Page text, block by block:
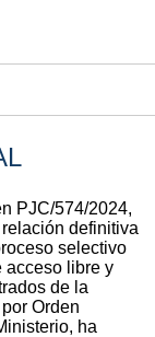
PJC/574/2024,
definitiva
selectivo
acceso libre y
de la
Orden
ha